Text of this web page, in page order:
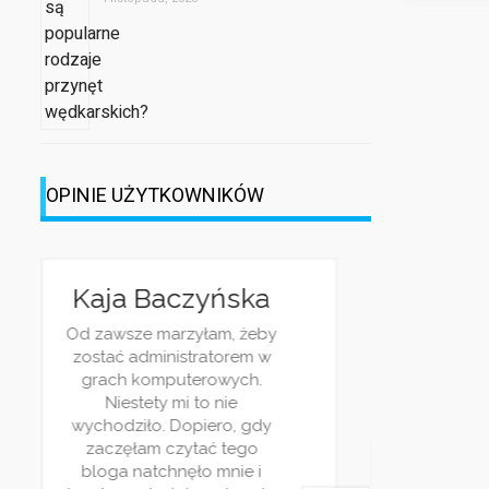
OPINIE UŻYTKOWNIKÓW
Kaja Baczyńska
Od zawsze marzyłam, żeby
zostać administratorem w
grach komputerowych.
Niestety mi to nie
wychodziło. Dopiero, gdy
zaczęłam czytać tego
bloga natchnęło mnie i